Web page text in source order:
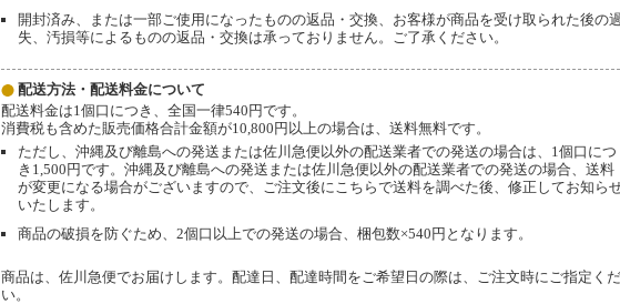
開封済み、または一部ご使用になったものの返品・交換、お客様が商品を受け取られた後の
失、汚損等によるものの返品・交換は承っておりません。ご了承ください。
配送方法・配送料金について
配送料金は1個口につき、全国一律540円です。
消費税も含めた販売価格合計金額が10,800円以上の場合は、送料無料です。
ただし、沖縄及び離島への発送または佐川急便以外の配送業者での発送の場合は、1個口につ
き1,500円です。沖縄及び離島への発送または佐川急便以外の配送業者での発送の場合、送料
が変更になる場合がございますので、ご注文後にこちらで送料を調べた後、修正してお知ら
いたします。
商品の破損を防ぐため、2個口以上での発送の場合、梱包数×540円となります。
商品は、佐川急便でお届けします。配達日、配達時間をご希望日の際は、ご注文時にご指定く
い。